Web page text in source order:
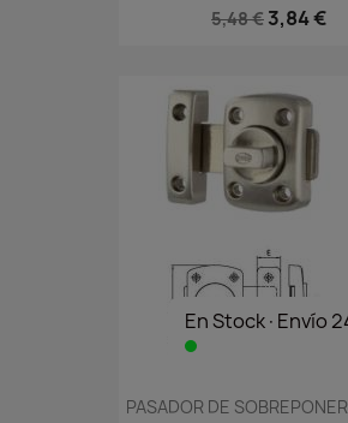
5,48 € 3,84 €
En Stock·Envío
PASADOR DE SOBREPONER